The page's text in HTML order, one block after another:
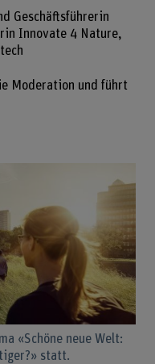
Geschäftsführerin
Innovate 4 Nature,
Moderation und führt
«Schöne neue Welt:
statt.